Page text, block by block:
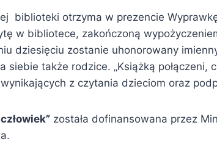
biblioteki otrzyma w prezencie
w bibliotece, zakończoną
dziesięciu zostanie uhonorowany
także rodzice. „Książką połączeni,
z czytania dzieciom oraz
została dofinansowana przez